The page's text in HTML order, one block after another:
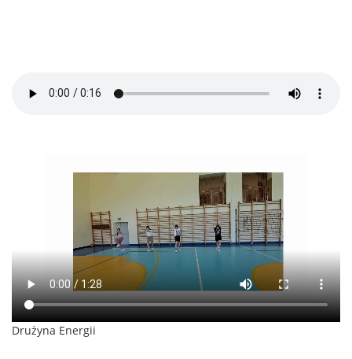
Drużyna Energii